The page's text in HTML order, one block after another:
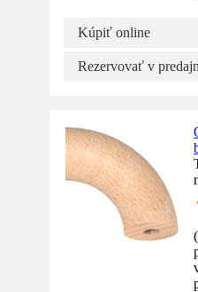
Kúpiť online
Rezervovať v
(